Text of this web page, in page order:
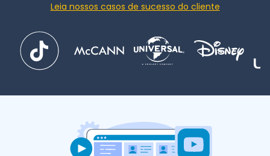
Leia nossos casos de sucesso do cliente